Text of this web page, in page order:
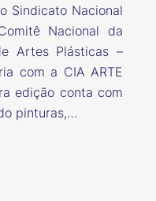
Sindicato Nacional
Nacional da
Artes Plásticas –
com a CIA ARTE
edição conta com
pinturas,…